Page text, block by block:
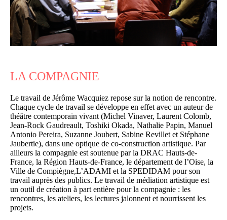
LA COMPAGNIE
Le travail de Jérôme Wacquiez repose sur la notion de rencontre.
Chaque cycle de travail se développe en effet avec un auteur de
théâtre contemporain vivant (Michel Vinaver, Laurent Colomb,
Jean-Rock Gaudreault, Toshiki Okada, Nathalie Papin, Manuel
Antonio Pereira, Suzanne Joubert, Sabine Revillet et Stéphane
Jaubertie), dans une optique de co-construction artistique. Par
ailleurs la compagnie est soutenue par la DRAC Hauts-de-
France, la Région Hauts-de-France, le département de l’Oise, la
Ville de Compiègne,L’ADAMI et la SPEDIDAM pour son
travail auprès des publics. Le travail de médiation artistique est
un outil de création à part entière pour la compagnie : les
rencontres, les ateliers, les lectures jalonnent et nourrissent les
projets.